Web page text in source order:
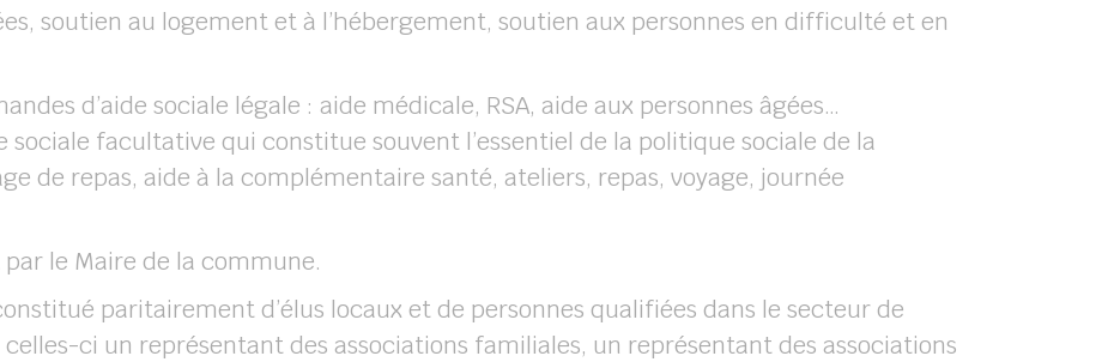
soutien au logement et à l’hébergement, soutien aux personnes en difficulté et en
d’aide sociale légale : aide médicale, RSA, aide aux personnes âgées…
sociale facultative qui constitue souvent l’essentiel de la politique sociale de la
de repas, aide à la complémentaire santé, ateliers, repas, voyage, journée
le Maire de la commune.
paritairement d’élus locaux et de personnes qualifiées dans le secteur de
ci un représentant des associations familiales, un représentant des associations